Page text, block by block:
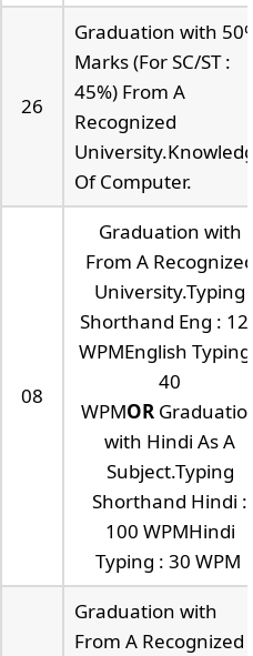
26
Graduation with
Marks (For SC/ST :
45%) From A
Recognized
Of Computer.
08
Graduation with
From A
University.Typing
Shorthand Eng :
WPMEnglish
40
WPMOR
with Hindi As A
Subject.Typing
Shorthand Hindi :
100 WPMHindi
Typing : 30 WPM
Graduation with
From A Recognized